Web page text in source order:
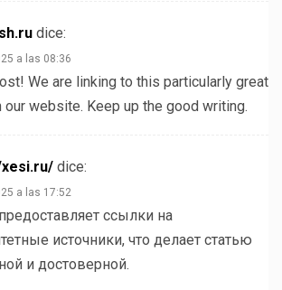
dice:
a las 08:36
We are linking to this particularly great
our website. Keep up the good writing.
dice:
a las 17:52
ссылки на
источники, что делает статью
и достоверной.